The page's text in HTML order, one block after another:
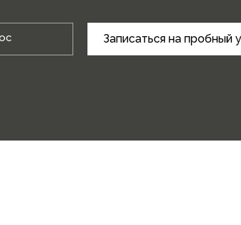
Записаться на пробный